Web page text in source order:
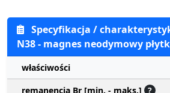
Specyfikacja /
N38 - magnes neodymowy
właściwości
remanencja Br [min. - maks.] ?